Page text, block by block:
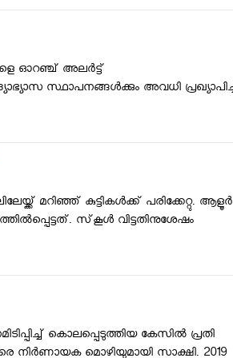
ഓറഞ്ച് അലര്‍ട്ട്
സ്ഥാപനങ്ങള്‍ക്കും അവധി
മറിഞ്ഞ് കുട്ടികള്‍ക്ക് പരിക്കേറ്റു. ആളൂര്‍
സ്‌കൂള്‍ വിട്ടതിനുശേഷം
കൊലപ്പെടുത്തിയ കേസില്‍ പ്രതി
നിര്‍ണായക മൊഴിയുമായി സാക്ഷി. 2019